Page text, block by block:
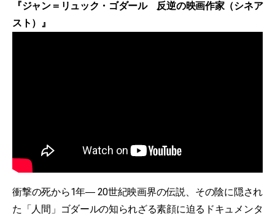
『ジャン＝リュック・ゴダール 反逆の映画作家（シネア
スト）』
衝撃の死から1年― 20世紀映画界の伝説、その陰に隠され
た「人間」ゴダールの知られざる素顔に迫るドキュメンタ